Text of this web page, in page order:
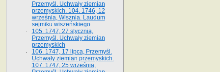
Przemyśl. Uchwały ziemian
przemyskich. 104. 1746, 12
września, Wisznia. Laudum
sejmiku wiszeńskiego
105. 1747, 27 stycznia,
Przemyśl. Uchwały ziemian
przemyskich
106. 1747, 17 lipca, Przemyśl.
Uchwały ziemian przemyskich.
107. 1747, 25 września,